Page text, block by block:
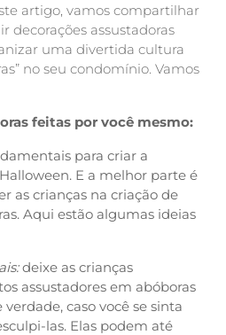
artigo, vamos compartilhar
decorações assustadoras
uma divertida cultura
no seu condomínio. Vamos
feitas por você mesmo:
para criar a
E a melhor parte é
as crianças na criação de
Aqui estão algumas ideias
deixe as crianças
assustadores em abóboras
caso você se sinta
las. Elas podem até